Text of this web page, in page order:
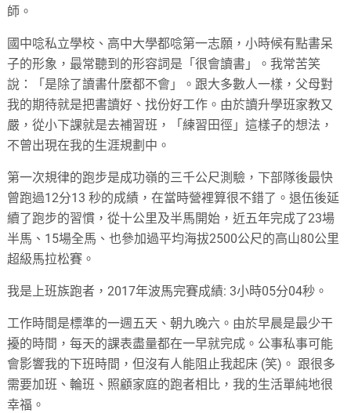
師。
國中唸私立學校、高中大學都唸第一志願，小時候有點書呆
子的形象，最常聽到的形容詞是「很會讀書」。我常苦笑
說：「是除了讀書什麼都不會」。跟大多數人一樣，父母對
我的期待就是把書讀好、找份好工作。由於讀升學班家教又
嚴，從小下課就是去補習班，「練習田徑」這樣子的想法，
不曾出現在我的生涯規劃中。
第一次規律的跑步是成功嶺的三千公尺測驗，下部隊後最快
曾跑過12分13 秒的成績，在當時營裡算很不錯了。退伍後延
續了跑步的習慣，從十公里及半馬開始，近五年完成了23場
半馬、15場全馬、也參加過平均海拔2500公尺的高山80公里
超級馬拉松賽。
我是上班族跑者，2017年波馬完賽成績: 3小時05分04秒。
工作時間是標準的一週五天、朝九晚六。由於早晨是最少干
擾的時間，每天的課表盡量都在一早就完成。公事私事可能
會影響我的下班時間，但沒有人能阻止我起床 (笑)。 跟很多
需要加班、輪班、照顧家庭的跑者相比，我的生活單純地很
幸福。